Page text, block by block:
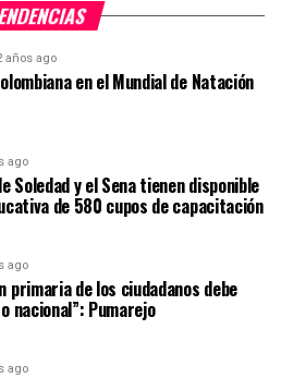
años ago
en el Mundial de Natación
ago
Soledad y el Sena tienen disponible
de 580 cupos de capacitación
ago
primaria de los ciudadanos debe
nacional”: Pumarejo
ago